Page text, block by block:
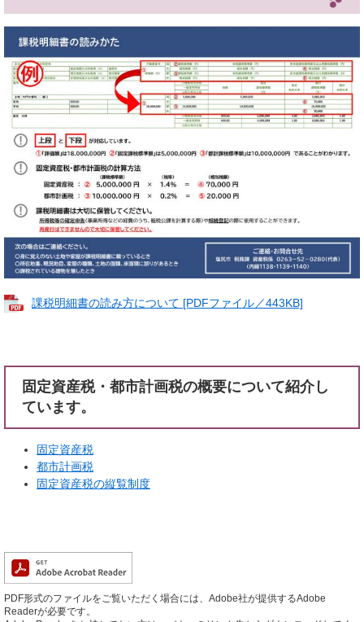
課税明細書の読み方について [PDFファイル／443KB]
固定資産税・都市計画税の概要について紹介し
ています。
固定資産税
都市計画税
固定資産税の縦覧制度
PDF形式のファイルをご覧いただく場合には、Adobe社が提供するAdobe
Readerが必要です。